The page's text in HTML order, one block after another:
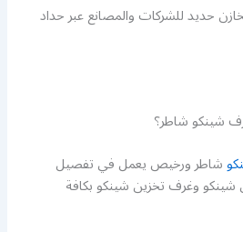
حديد للشركات والمصانع عبر حداد
شينكو شاطر؟
شاطر ورخيص يعمل في تفصيل
وغرف تخزين شينكو بكافة